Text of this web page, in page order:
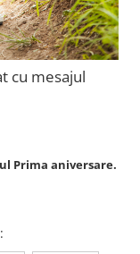
cu mesajul
Prima aniversare.
: